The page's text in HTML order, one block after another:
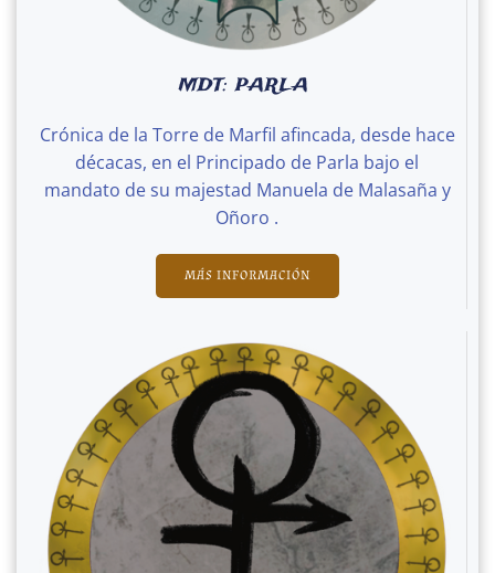
MDT: PARLA
Crónica de la Torre de Marfil afincada, desde hace
décacas, en el Principado de Parla bajo el
mandato de su majestad Manuela de Malasaña y
Oñoro .
MÁS INFORMACIÓN